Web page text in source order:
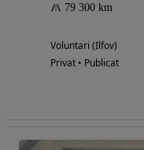
79 300 km
Voluntari (Ilfov)
Privat • Publicat